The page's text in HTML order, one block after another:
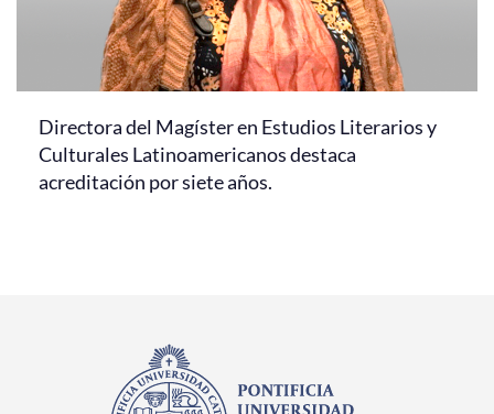
Directora del Magíster en Estudios Literarios y
Culturales Latinoamericanos destaca
acreditación por siete años.